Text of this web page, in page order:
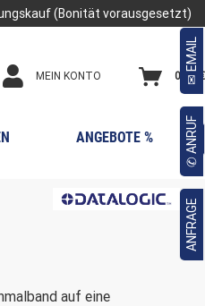
(Bonität vorausgesetzt)
MEIN KONTO 0,00 €
ANGEBOTE % 
auf eine
✉ EMAIL
✆ ANRUF
ANFRAGE